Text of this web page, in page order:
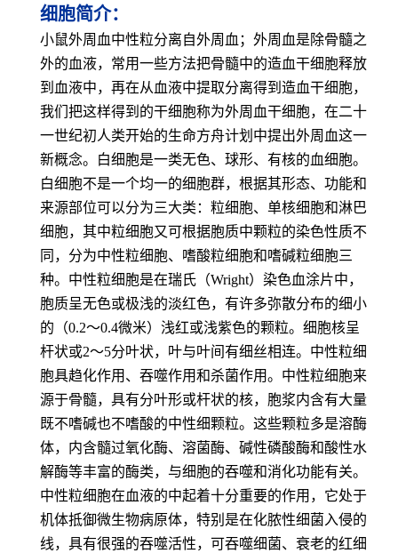
细胞简介：
小鼠外周血中性粒分离自外周血；外周血是除骨髓之
外的血液，常用一些方法把骨髓中的造血干细胞释放
到血液中，再在从血液中提取分离得到造血干细胞，
我们把这样得到的干细胞称为外周血干细胞，在二十
一世纪初人类开始的生命方舟计划中提出外周血这一
新概念。白细胞是一类无色、球形、有核的血细胞。
白细胞不是一个均一的细胞群，根据其形态、功能和
来源部位可以分为三大类：粒细胞、单核细胞和淋巴
细胞，其中粒细胞又可根据胞质中颗粒的染色性质不
同，分为中性粒细胞、嗜酸粒细胞和嗜碱粒细胞三
种。中性粒细胞是在瑞氏（Wright）染色血涂片中，
胞质呈无色或极浅的淡红色，有许多弥散分布的细小
的（0.2～0.4微米）浅红或浅紫色的颗粒。细胞核呈
杆状或2～5分叶状，叶与叶间有细丝相连。中性粒细
胞具趋化作用、吞噬作用和杀菌作用。中性粒细胞来
源于骨髓，具有分叶形或杆状的核，胞浆内含有大量
既不嗜碱也不嗜酸的中性细颗粒。这些颗粒多是溶酶
体，内含髓过氧化酶、溶菌酶、碱性磷酸酶和酸性水
解酶等丰富的酶类，与细胞的吞噬和消化功能有关。
中性粒细胞在血液的中起着十分重要的作用，它处于
机体抵御微生物病原体，特别是在化脓性细菌入侵的
线，具有很强的吞噬活性，可吞噬细菌、衰老的红细